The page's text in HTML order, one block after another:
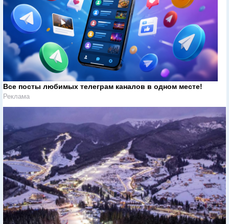
Все посты любимых телеграм каналов в одном месте!
Реклама